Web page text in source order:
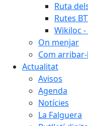
Ruta
Rutes
Wikiloc
On menjar
Com
Actualitat
Avisos
Agenda
Notícies
La Falguera